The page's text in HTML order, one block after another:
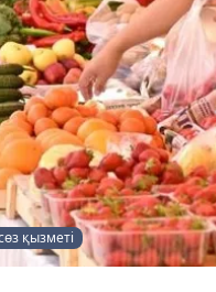
қызметі